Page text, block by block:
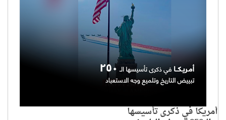
أمريكا في ذكرى تأسيسها